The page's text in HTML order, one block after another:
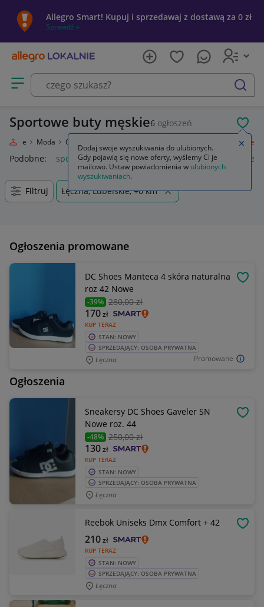
Allegro Smart! Kupuj i sprzedawaj z dostawą za 0 zł
Sprawdź »
Otwórz menu z kategoriami
szukaj
Sportowe buty męskie6 ogłoszeń
Moda Odzież, Obuwie, Dodatki Sportowe
Podobne: sportowe buty sportowe męskie buty sportowe
Filtruj Łęczna, Lubelskie, +0 km
Ogłoszenia promowane
Promowane
DC Shoes Manteca 4 skóra naturalna
roz 42 Nowe
-39% 280,00 zł
KUP TERAZ
170zł
STAN: NOWY
SPRZEDAJĄCY: OSOBA PRYWATNA
Łęczna
Ogłoszenia
Sneakersy DC Shoes Gaveler SN
Nowe roz. 44
-48% 250,00 zł
KUP TERAZ
130zł
STAN: NOWY
SPRZEDAJĄCY: OSOBA PRYWATNA
Łęczna
Reebok Uniseks Dmx Comfort + 42
KUP TERAZ
210zł
STAN: NOWY
SPRZEDAJĄCY: OSOBA PRYWATNA
Łęczna
Dodaj swoje wyszukiwania do ulubionych.
Gdy pojawią się nowe oferty, wyślemy Ci je
mailowo. Ustaw powiadomienia w ulubionych
wyszukiwaniach.